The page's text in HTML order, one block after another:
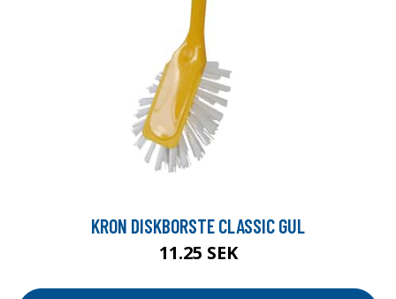
KRON DISKBORSTE CLASSIC GUL
11.25 SEK